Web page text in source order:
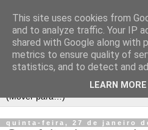
quinta-feira, 27 de janeiro
This site uses cookies from
and to analyze traffic. Your IP
shared with Google along with
metrics to ensure quality of
statistics, and to detect and
LEARN MORE